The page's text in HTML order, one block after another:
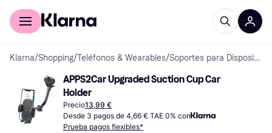
Comprar con Klarna
Klarna/Shopping/Teléfonos & Wearables/ Soportes para Dispositivos Móviles
APPS2Car Upgraded Suction Cup Car
Holder
Precio13,99 €
Desde 3 pagos de 4,66 € TAE 0% con
Prueba pagos flexibles*